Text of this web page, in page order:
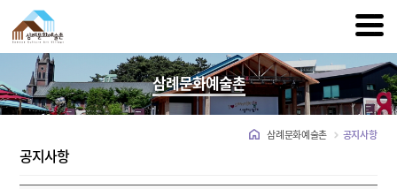
삼례문화예술촌
삼례문화예술촌 공지사항
공지사항